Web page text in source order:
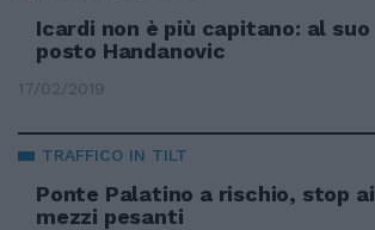
Icardi non è più capitano: al suo
posto Handanovic
17/02/2019
TRAFFICO IN TILT
Ponte Palatino a rischio, stop ai
mezzi pesanti